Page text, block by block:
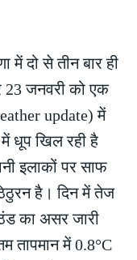
में दो से तीन बार ही
23 जनवरी को एक
update) में
में धूप खिल रही है
इलाकों पर साफ
है। दिन में तेज
का असर जारी
तापमान में 0.8°C